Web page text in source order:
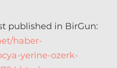
published in BirGun:
haber-
yerine-ozerk-